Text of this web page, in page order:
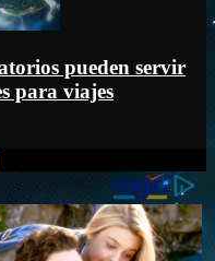
pueden servir
para viajes